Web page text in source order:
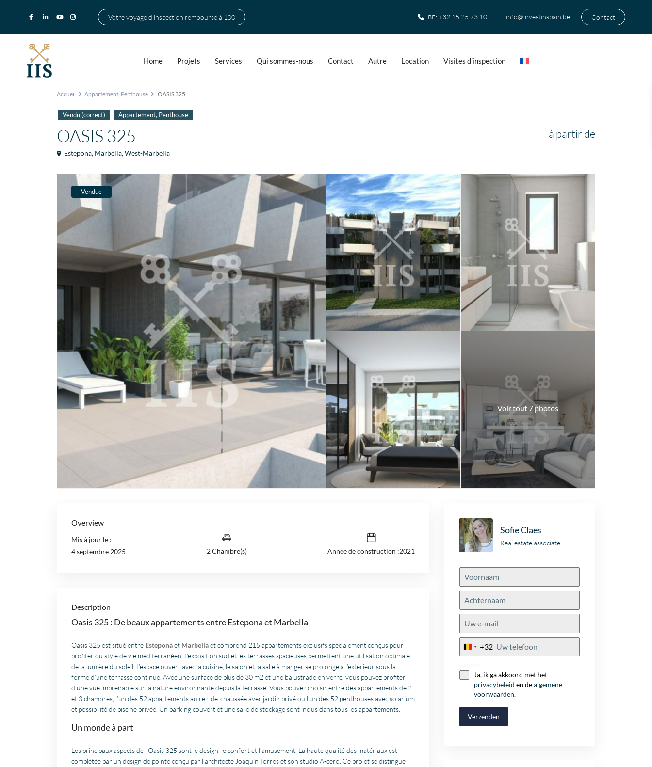
Votre voyage d'inspection remboursé à 100 BE:+32 15 25 73 10 info@investinspain.be Contact
Home Projets Services Qui sommes-nous Contact Autre Location Visites d’inspection
Accueil Appartement, Penthouse OASIS 325
Vendu (correct) Appartement, Penthouse
OASIS 325 à partir de
Estepona, Marbella,West-Marbella
Vendue
Voir tout 7 photos
Overview
Mis à jour le :
4 septembre 2025
2 Chambre(s) Année de construction :2021
Description
Oasis 325 : De beaux appartements entre Estepona et Marbella
Oasis 325 est situé entre Esteponaet Marbellaet comprend 215 appartements exclusifs spécialement conçus pour
profiter du style de vie méditerranéen. L’exposition sud et les terrasses spacieuses permettent une utilisation optimale
de la lumière du soleil. L’espace ouvert avec la cuisine, le salon et la salle à manger se prolonge à l’extérieur sous la
forme d’une terrasse continue. Avec une surface de plus de 30 m2 et une balustrade en verre, vous pouvez profiter
d’une vue imprenable sur la nature environnante depuis la terrasse. Vous pouvez choisir entre des appartements de 2
et 3 chambres, l’un des 52 appartements au rez-de-chaussée avec jardin privé ou l’un des 52 penthouses avec solarium
et possibilité de piscine privée. Un parking couvert et une salle de stockage sont inclus dans tous les appartements.
Un monde à part
Les principaux aspects de l’Oasis 325 sont le design, le confort et l’amusement. La haute qualité des matériaux est
complétée par un design de pointe conçu par l’architecte Joaquín Torres et son studio A-cero. Ce projet se distingue
Sofie Claes
Real estate associate
Belgium
+32
Ja, ik ga akkoord met het
privacybeleid en dealgemene
voorwaarden.
Verzenden